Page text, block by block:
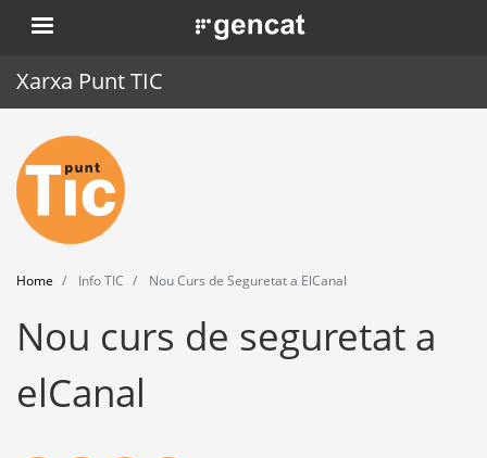
Skip
to
. Obre en una nova finestra.
Xarxa Punt TIC
Home
Punt TIC
News
Events
Training
Tools
Home Info TIC Nou Curs de Seguretat a ElCanal
Nou curs de seguretat a
elCanal